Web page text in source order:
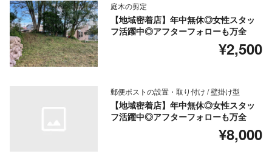
庭木の剪定
【地域密着店】年中無休◎女性スタッ
フ活躍中◎アフターフォローも万全
¥2,500
郵便ポストの設置・取り付け / 壁掛け型
【地域密着店】年中無休◎女性スタッ
フ活躍中◎アフターフォローも万全
¥8,000